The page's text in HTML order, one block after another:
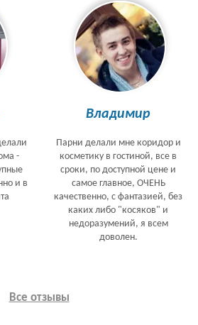
-
и в
Владимир
Парни делали мне коридор и
косметику в гостиной, все в
сроки, по доступной цене и
самое главное, ОЧЕНЬ
качественно, с фантазией, без
каких либо "косяков" и
недоразумений, я всем
доволен.
Все отзывы